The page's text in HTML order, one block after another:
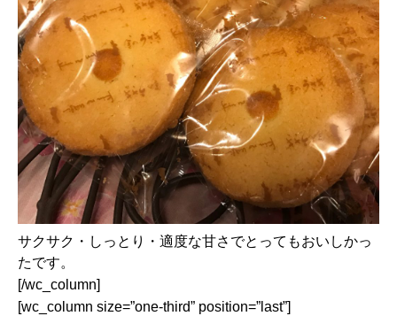
サクサク・しっとり・適度な甘さでとってもおいしかっ
たです。
[/wc_column]
[wc_column size=”one-third” position=”last”]